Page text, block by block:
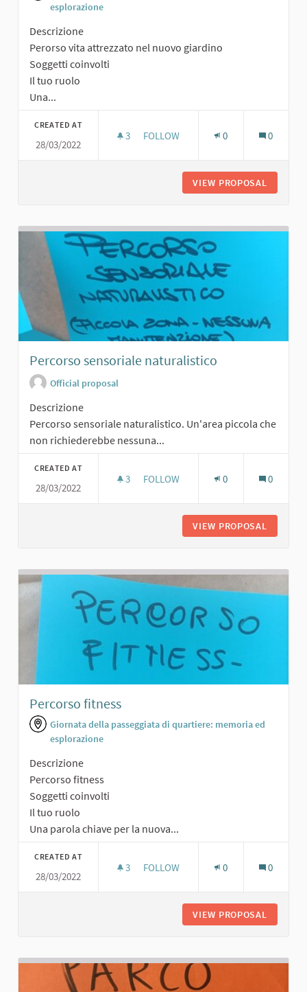
esplorazione
Descrizione
Perorso vita attrezzato nel nuovo giardino
Soggetti coinvolti
Il tuo ruolo
Una...
CREATED AT
28/03/2022
3 3 FOLLOWERS
FOLLOW 0 0
VIEW PROPOSAL
Percorso sensoriale naturalistico
Official proposal
Descrizione
Percorso sensoriale naturalistico. Un'area piccola che
non richiederebbe nessuna...
CREATED AT
28/03/2022
3 3 FOLLOWERS
FOLLOW 0 0
VIEW PROPOSAL
Percorso fitness
Giornata della passeggiata di quartiere: memoria ed
esplorazione
Descrizione
Percorso fitness
Soggetti coinvolti
Il tuo ruolo
Una parola chiave per la nuova...
CREATED AT
28/03/2022
3 3 FOLLOWERS
FOLLOW 0 0
VIEW PROPOSAL